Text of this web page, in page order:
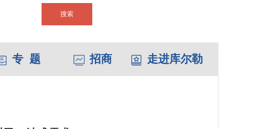
搜索
专 题 招商 走进库尔勒